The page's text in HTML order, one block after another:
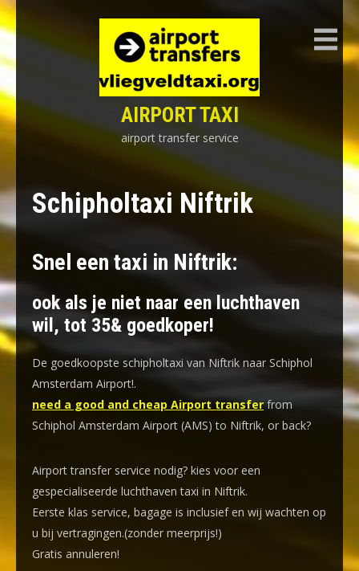
Skip
to
content
AIRPORT TAXI
airport transfer service
Schipholtaxi Niftrik
Snel een taxi in Niftrik:
ook als je niet naar een luchthaven
wil, tot 35& goedkoper!
De goedkoopste schipholtaxi van Niftrik naar Schiphol
Amsterdam Airport!.
need a good and cheap Airport transferfrom
Schiphol Amsterdam Airport (AMS) to Niftrik, or back?
Airport transfer service nodig? kies voor een
gespecialiseerde luchthaven taxi in Niftrik.
Eerste klas service, bagage is inclusief en wij wachten op
u bij vertragingen.(zonder meerprijs!)
Gratis annuleren!